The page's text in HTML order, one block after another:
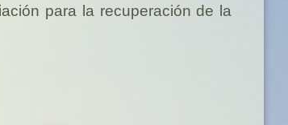
para la recuperación de la